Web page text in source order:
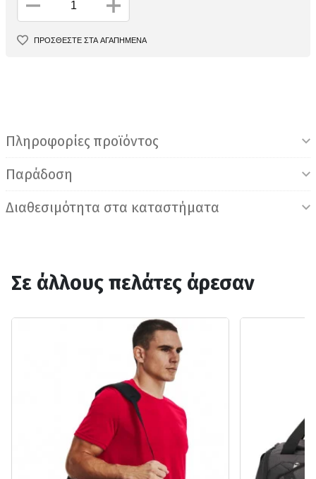
ΠΡΟΣΘΕΣΤΕ ΣΤΑ ΑΓΑΠΗΜΕΝΑ
Πληροφορίες προϊόντος
Παράδοση
Διαθεσιμότητα στα καταστήματα
Σε άλλους πελάτες άρεσαν